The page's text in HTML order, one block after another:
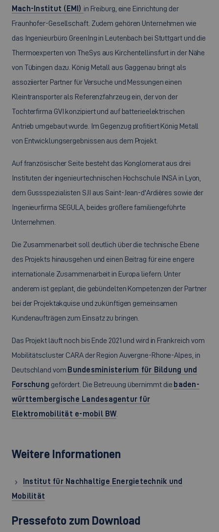
Mach-Institut (EMI) in Freiburg, eine Einrichtung der
Fraunhofer-Gesellschaft. Zudem gehören Unternehmen wie
das Ingenieurbüro GreenIng in Leutenbach bei Stuttgart und die
Thermoexperten von TheSys aus Kirchentellinsfurt in der Nähe
von Tübingen dazu. König Metall aus Gaggenau bringt als
assoziierter Partner für Versuche und Messungen einen
Kleintransporter als Referenzfahrzeug ein, der von der
Tochterfirma GVI konzipiert und auf batterieelektrischen
Antrieb umgebaut wurde. Im Gegenzug profitiert König Metall
von Entwicklungsergebnissen aus dem Projekt.
Auf französischer Seite besteht das Konglomerat aus drei
Instituten der ingenieurtechnischen Hochschule INSA in Lyon,
dem Gussspezialisten SJI aus Saint-Jean-d'Ardières sowie der
Ingenieurfirma SEGULA, beides größere familiengeführte
Unternehmen.
Die Zusammenarbeit soll deutlich über die technische Ebene
des Projekts hinausgehen und einen Beitrag für eine engere
internationale Zusammenarbeit in Europa liefern. Unter
anderem ist geplant, die gebündelten Kompetenzen der Partner
bei der Projektakquise und zukünftigen gemeinsamen
Kundenaufträgen zum Einsatz zu bringen.
Das Projekt läuft noch bis Ende 2021 und wird in Frankreich vom
Mobilitätscluster CARA der Region Auvergne-Rhone-Alpes, in
Deutschland vom Bundesministerium für Bildung und
Forschung gefördert. Die Betreuung übernimmt die baden-
württembergische Landesagentur für
Elektromobilität e-mobil BW
Weitere Informationen
Institut für Nachhaltige Energietechnik und
Mobilität
Pressefoto zum Download